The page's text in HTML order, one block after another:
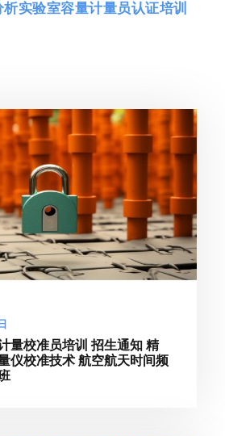
实验室容量计量员认证培训
量校准员培训 招生通知 精
仪校准技术 航空航天时间频